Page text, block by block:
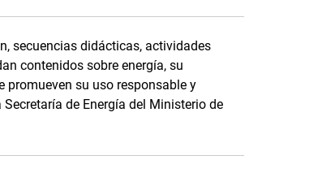
secuencias didácticas, actividades
contenidos sobre energía, su
promueven su uso responsable y
de Energía del Ministerio de